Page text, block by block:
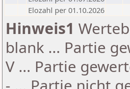
Elozahl per 01.10.2026
Hinweis1
blank ... Partie
V ... Partie